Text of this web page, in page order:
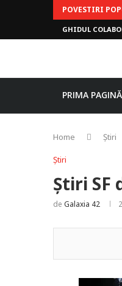
POVESTIRI
GHIDUL
PRIMA PAGINĂ
Home Știri
Știri
Știri SF
de Galaxia 42